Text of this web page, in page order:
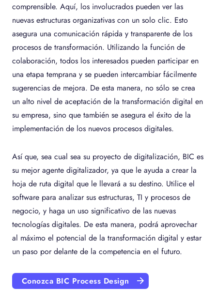
comprensible. Aquí, los involucrados pueden ver las
nuevas estructuras organizativas con un solo clic. Esto
asegura una comunicación rápida y transparente de los
procesos de transformación. Utilizando la función de
colaboración, todos los interesados pueden participar en
una etapa temprana y se pueden intercambiar fácilmente
sugerencias de mejora. De esta manera, no sólo se crea
un alto nivel de aceptación de la transformación digital en
su empresa, sino que también se asegura el éxito de la
implementación de los nuevos procesos digitales.
Así que, sea cual sea su proyecto de digitalización, BIC es
su mejor agente digitalizador, ya que le ayuda a crear la
hoja de ruta digital que le llevará a su destino. Utilice el
software para analizar sus estructuras, TI y procesos de
negocio, y haga un uso significativo de las nuevas
tecnologías digitales. De esta manera, podrá aprovechar
al máximo el potencial de la transformación digital y estar
un paso por delante de la competencia en el futuro.
Conozca BIC Process Design